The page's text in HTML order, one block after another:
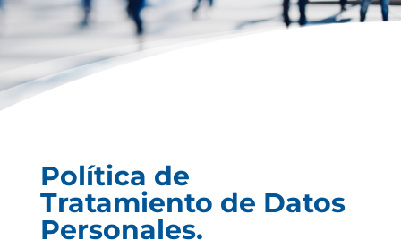
Política de
Tratamiento de Datos
Personales.